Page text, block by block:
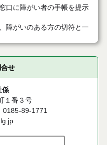
口に障がい者の手帳を提示
障がいのある方の切符と一
せ
係
１番３号
0185-89-1771